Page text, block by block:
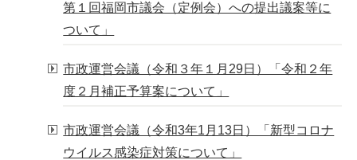
第１回福岡市議会（定例会）への提出議案等に
ついて」
市政運営会議（令和３年１月29日）「令和２年
度２月補正予算案について」
市政運営会議（令和3年1月13日）「新型コロナ
ウイルス感染症対策について」